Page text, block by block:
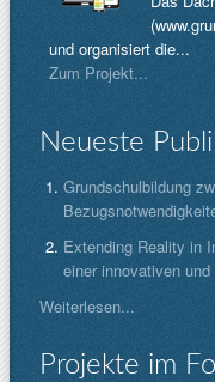
und organisiert die...
Zum Projekt...
Neueste
Grundschulbildung
Extending Reality in
einer innovativen
Weiterlesen...
Projekte im